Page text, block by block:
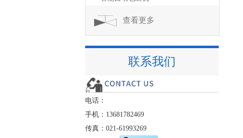
查看更多
联系我们
电话：
手机：13681782469
传真：021-61993269